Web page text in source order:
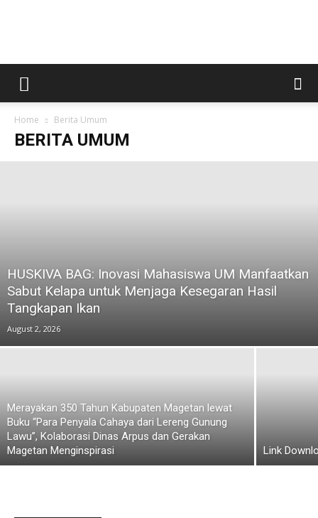
Kabar
Home Berita Umum
BERITA UMUM
HUSKIVA BAG: Inovasi Mahasiswa UM Manfaatkan
Sabut Kelapa untuk Menjaga Kesegaran Hasil
Tangkapan Ikan
August 2, 2026
Merayakan 350 Tahun Kabupaten Magetan lewat
Buku “Para Penyala Cahaya dari Lereng Gunung
Lawu”, Kolaborasi Dinas Arpus dan Gerakan
Magetan Menginspirasi
Link